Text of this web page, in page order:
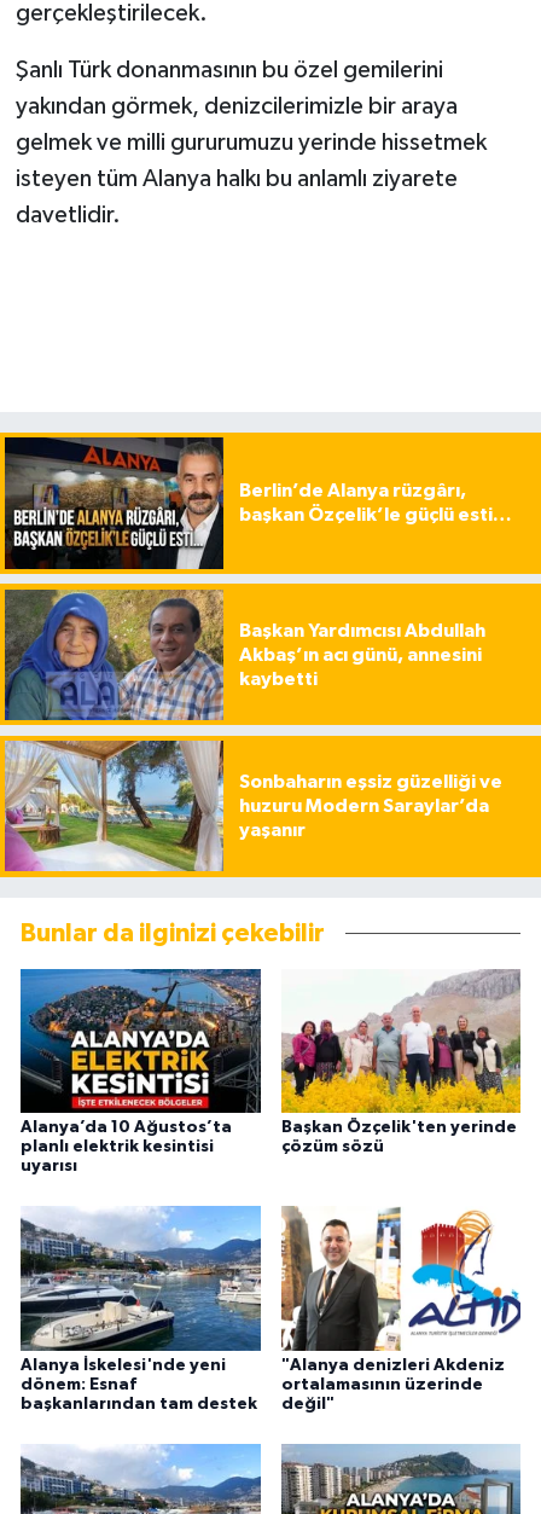
gerçekleştirilecek.
Şanlı Türk donanmasının bu özel gemilerini
yakından görmek, denizcilerimizle bir araya
gelmek ve milli gururumuzu yerinde hissetmek
isteyen tüm Alanya halkı bu anlamlı ziyarete
davetlidir.
Berlin’de Alanya rüzgârı,
başkan Özçelik’le güçlü esti…
Başkan Yardımcısı Abdullah
Akbaş’ın acı günü, annesini
kaybetti
Sonbaharın eşsiz güzelliği ve
huzuru Modern Saraylar’da
yaşanır
Bunlar da ilginizi çekebilir
Alanya’da 10 Ağustos’ta
planlı elektrik kesintisi
uyarısı
Başkan Özçelik'ten yerinde
çözüm sözü
Alanya İskelesi'nde yeni
dönem: Esnaf
başkanlarından tam destek
"Alanya denizleri Akdeniz
ortalamasının üzerinde
değil"